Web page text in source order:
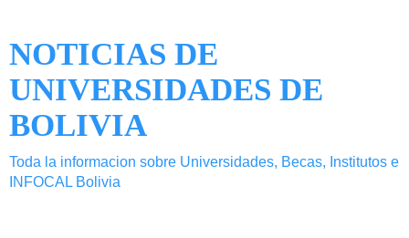
NOTICIAS DE
UNIVERSIDADES DE
BOLIVIA
Toda la informacion sobre Universidades, Becas, Institutos e
INFOCAL Bolivia